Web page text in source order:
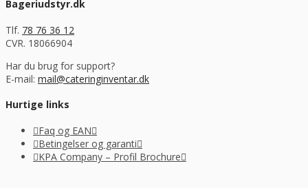
Bageriudstyr.dk
Tlf. 78 76 36 12
CVR. 18066904
Har du brug for support?
E-mail: mail@cateringinventar.dk
Hurtige links
Faq og EAN
Betingelser og garanti
KPA Company – Profil Brochure